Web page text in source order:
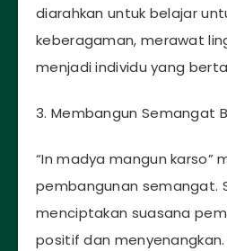
diarahkan untuk belajar
keberagaman, merawat
menjadi individu yang
3. Membangun Semangat
“In madya mangun karso”
pembangunan semangat.
menciptakan suasana
positif dan menyenangkan.